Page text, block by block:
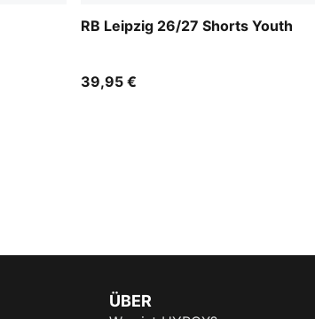
RB Leipzig 26/27 Shorts Youth
39,95 €
ÜBER